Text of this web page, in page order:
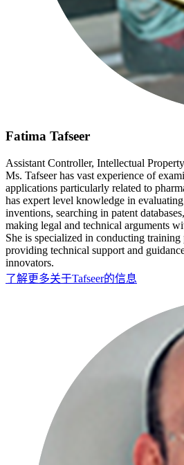
Fatima Tafseer
Assistant Controller, Intellectual
Ms. Tafseer has vast experience of
applications particularly related to
has expert level knowledge in
inventions, searching in patent
making legal and technical arguments
She is specialized in conducting training
providing technical support and
innovators.
了解更多关于Tafseer的信息